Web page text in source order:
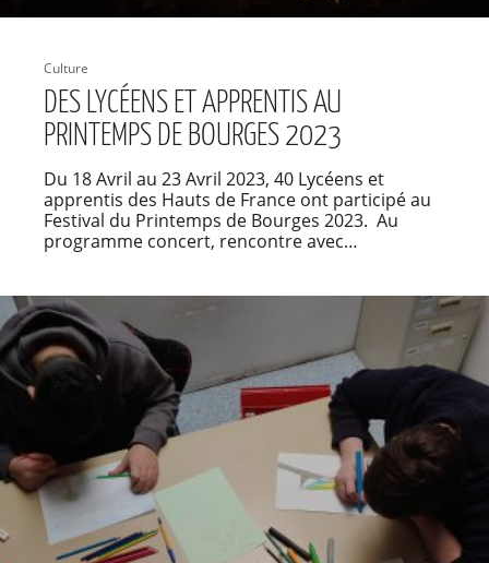
Culture
DES LYCÉENS ET APPRENTIS AU
PRINTEMPS DE BOURGES 2023
Du 18 Avril au 23 Avril 2023, 40 Lycéens et
apprentis des Hauts de France ont participé au
Festival du Printemps de Bourges 2023. Au
programme concert, rencontre avec…